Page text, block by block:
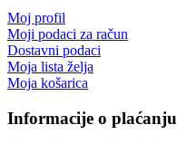
Moj profil
Moji podaci za račun
Dostavni podaci
Moja lista želja
Moja košarica
Informacije o plaćanju